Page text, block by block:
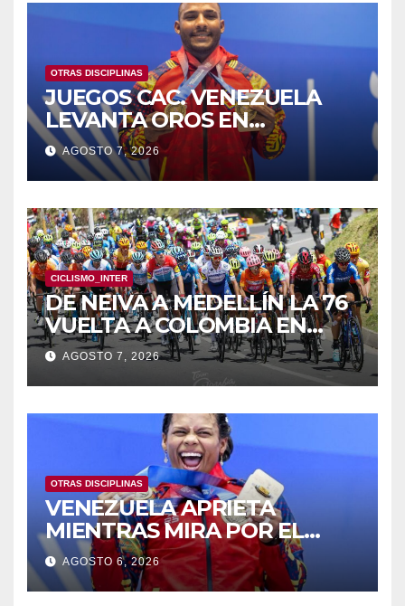
OTRAS DISCIPLINAS
JUEGOS CAC. VENEZUELA
LEVANTA OROS EN
HALTEROFILIA Y TIRO
AGOSTO 7, 2026
CICLISMO_INTER
DE NEIVA A MEDELLÍN LA 76
VUELTA A COLOMBIA EN
BICICLETA
AGOSTO 7, 2026
OTRAS DISCIPLINAS
VENEZUELA APRIETA
MIENTRAS MIRA POR EL
RETROVISOR
AGOSTO 6, 2026